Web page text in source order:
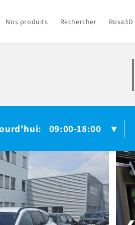
Nos produits Rechercher Rosa3D
: 09:00-18:00 ▾